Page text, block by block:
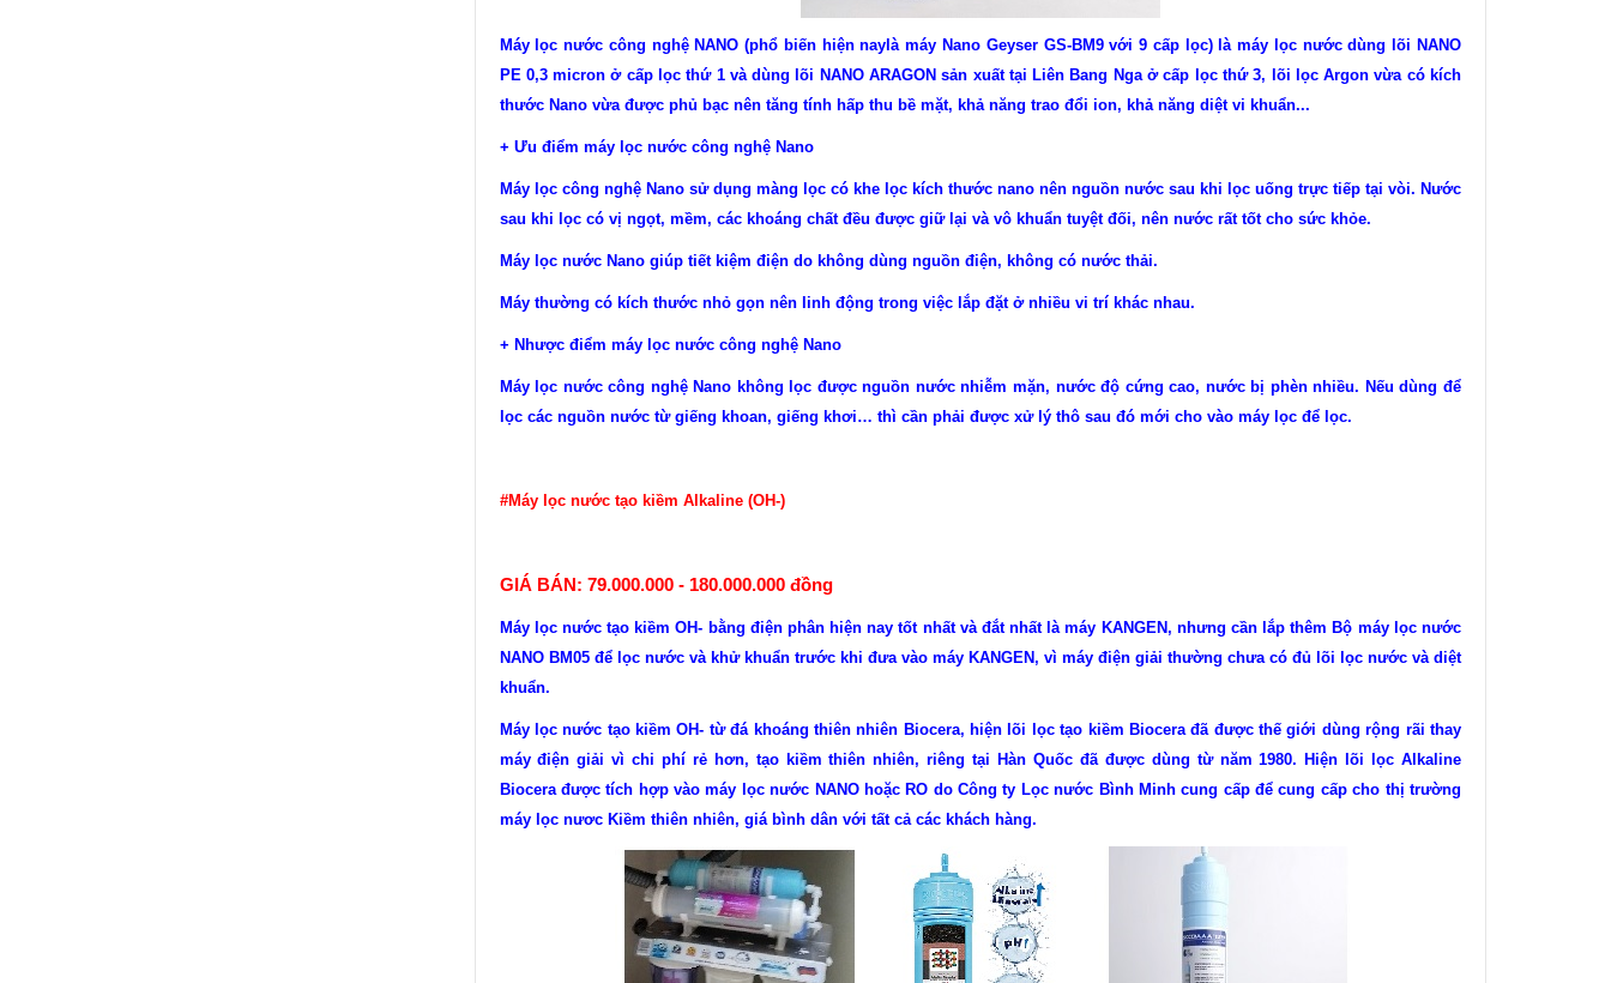
Máy lọc nước công nghệ NANO (phổ biến hiện naylà máy Nano Geyser GS-BM9 với 9 cấp lọc) là máy lọc nước dùng lõi NANO
PE 0,3 micron ở cấp lọc thứ 1 và dùng lõi NANO ARAGON sản xuất tại Liên Bang Nga ở cấp lọc thứ 3, lõi lọc Argon vừa có kích
thước Nano vừa được phủ bạc nên tăng tính hấp thu bề mặt, khả năng trao đổi ion, khả năng diệt vi khuẩn...
+ Ưu điểm máy lọc nước công nghệ Nano
Máy lọc công nghệ Nano sử dụng màng lọc có khe lọc kích thước nano nên nguồn nước sau khi lọc uống trực tiếp tại vòi. Nước
sau khi lọc có vị ngọt, mềm, các khoáng chất đều được giữ lại và vô khuẩn tuyệt đối, nên nước rất tốt cho sức khỏe.
Máy lọc nước Nano giúp tiết kiệm điện do không dùng nguồn điện, không có nước thải.
Máy thường có kích thước nhỏ gọn nên linh động trong việc lắp đặt ở nhiều vi trí khác nhau.
+ Nhược điểm máy lọc nước công nghệ Nano
Máy lọc nước công nghệ Nano không lọc được nguồn nước nhiễm mặn, nước độ cứng cao, nước bị phèn nhiều. Nếu dùng để
lọc các nguồn nước từ giếng khoan, giếng khơi… thì cần phải được xử lý thô sau đó mới cho vào máy lọc để lọc.
#Máy lọc nước tạo kiềm Alkaline (OH-)
GIÁ BÁN: 79.000.000 - 180.000.000 đồng
Máy lọc nước tạo kiềm OH- bằng điện phân hiện nay tốt nhất và đắt nhất là máy KANGEN, nhưng cần lắp thêm Bộ máy lọc nước
NANO BM05 để lọc nước và khử khuẩn trước khi đưa vào máy KANGEN, vì máy điện giải thường chưa có đủ lõi lọc nước và diệt
khuẩn.
Máy lọc nước tạo kiềm OH- từ đá khoáng thiên nhiên Biocera, hiện lõi lọc tạo kiềm Biocera đã được thế giới dùng rộng rãi thay
máy điện giải vì chi phí rẻ hơn, tạo kiềm thiên nhiên, riêng tại Hàn Quốc đã được dùng từ năm 1980. Hiện lõi lọc Alkaline
Biocera được tích hợp vào máy lọc nước NANO hoặc RO do Công ty Lọc nước Bình Minh cung cấp để cung cấp cho thị trường
máy lọc nươc Kiềm thiên nhiên, giá bình dân với tất cả các khách hàng.